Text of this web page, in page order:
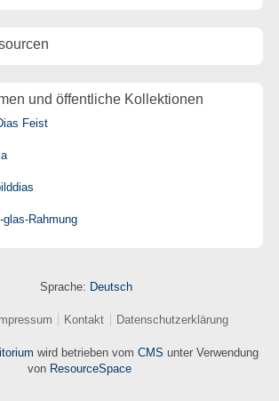
und öffentliche Kollektionen
Feist
Rahmung
Sprache: Deutsch
Impressum Kontakt Datenschutzerklärung
wird betrieben vom CMS unter Verwendung
von ResourceSpace